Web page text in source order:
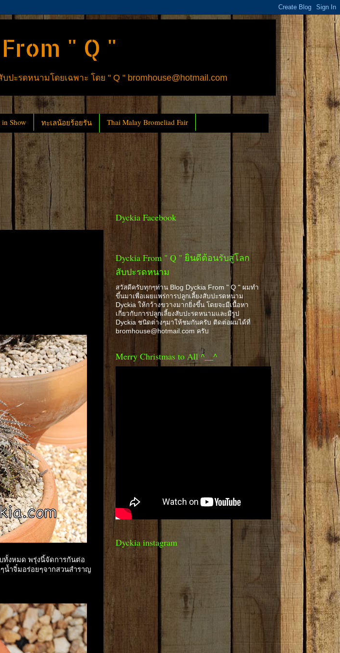
" Q "
รดหนามโดยเฉพาะ โดย " Q " bromhouse@hotmail.com
in Show ทะเลน้อยร้อยรัน Thai Malay Bromeliad Fair
ทั้งหมด พรุ่งนี้จัดการกันต่อ
น้ำจิ๋มอร่อยๆจากสวนสำราญ
Dyckia Facebook
Dyckia From " Q " ยินดีต้อนรับสู่โลก
สับปะรดหนาม
สวัสดีครับทุกๆท่าน Blog Dyckia From " Q " ผมทำ
ขึ้นมาเพื่อเผยแพร่การปลูกเลี้ยงสับปะรดหนาม
Dyckia ให้กว้างขวางมากยิ่งขึ้น โดยจะมีเนื้อหา
เกี่ยวกับการปลูกเลี้ยงสับปะรดหนามและมีรูป
Dyckia ชนิดต่างๆมาให้ชมกันครับ ติดต่อผมได้ที่
bromhouse@hotmail.com ครับ
Merry Christmas to All ^__^
Dyckia instagram